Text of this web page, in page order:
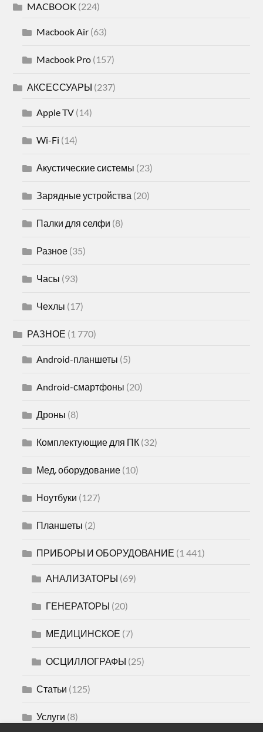
MACBOOK (224)
Macbook Air (63)
Macbook Pro (157)
АКСЕССУАРЫ (237)
Apple TV (14)
Wi-Fi (14)
Акустические системы (23)
Зарядные устройства (20)
Палки для селфи (8)
Разное (35)
Часы (93)
Чехлы (17)
РАЗНОЕ (1 770)
Android-планшеты (5)
Android-смартфоны (20)
Дроны (8)
Комплектующие для ПК (32)
Мед. оборудование (10)
Ноутбуки (127)
Планшеты (2)
ПРИБОРЫ И ОБОРУДОВАНИЕ (1 441)
АНАЛИЗАТОРЫ (69)
ГЕНЕРАТОРЫ (20)
МЕДИЦИНСКОЕ (7)
ОСЦИЛЛОГРАФЫ (25)
Статьи (125)
Услуги (8)